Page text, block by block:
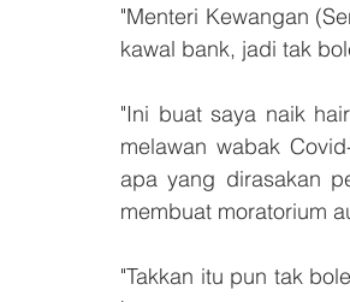
"Menteri Kewangan
kawal bank, jadi tak
"Ini buat saya naik
melawan wabak
apa yang dirasakan
membuat moratorium
"Takkan itu pun tak